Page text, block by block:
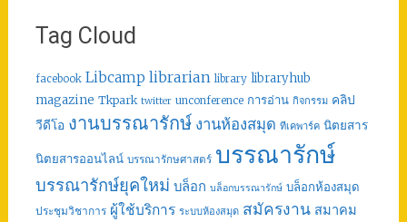
Tag Cloud
facebook Libcamp librarian library libraryhub
magazine Tkpark twitter unconference การอ่าน กิจกรรม คลิป
วีดีโอ งานบรรณารักษ์ งานห้องสมุด ทีเคพาร์ค นิตยสาร
นิตยสารออนไลน์ บรรณารักษศาสตร์ บรรณารักษ์
บรรณารักษ์ยุคใหม่ บล็อก บล็อกบรรณารักษ์ บล็อกห้องสมุด
ประชุมวิชาการ ผู้ใช้บริการ ระบบห้องสมุด สมัครงาน สมาคม